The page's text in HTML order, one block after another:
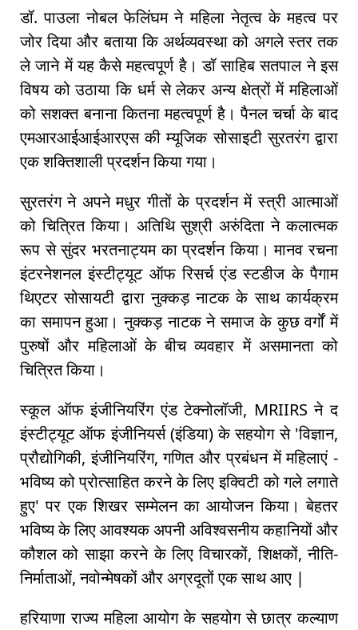
डॉ. पाउला नोबल फेलिंघम ने महिला नेतृत्व के महत्व पर
जोर दिया और बताया कि अर्थव्यवस्था को अगले स्तर तक
ले जाने में यह कैसे महत्वपूर्ण है। डॉ साहिब सतपाल ने इस
विषय को उठाया कि धर्म से लेकर अन्य क्षेत्रों में महिलाओं
को सशक्त बनाना कितना महत्वपूर्ण है। पैनल चर्चा के बाद
एमआरआईआईआरएस की म्यूजिक सोसाइटी सुरतरंग द्वारा
एक शक्तिशाली प्रदर्शन किया गया।
सुरतरंग ने अपने मधुर गीतों के प्रदर्शन में स्त्री आत्माओं
को चित्रित किया। अतिथि सुश्री अरुंदिता ने कलात्मक
रूप से सुंदर भरतनाट्यम का प्रदर्शन किया। मानव रचना
इंटरनेशनल इंस्टीट्यूट ऑफ रिसर्च एंड स्टडीज के पैगाम
थिएटर सोसायटी द्वारा नुक्कड़ नाटक के साथ कार्यक्रम
का समापन हुआ। नुक्कड़ नाटक ने समाज के कुछ वर्गों में
पुरुषों और महिलाओं के बीच व्यवहार में असमानता को
चित्रित किया।
स्कूल ऑफ इंजीनियरिंग एंड टेक्नोलॉजी, MRIIRS ने द
इंस्टीट्यूट ऑफ इंजीनियर्स (इंडिया) के सहयोग से 'विज्ञान,
प्रौद्योगिकी, इंजीनियरिंग, गणित और प्रबंधन में महिलाएं -
भविष्य को प्रोत्साहित करने के लिए इक्विटी को गले लगाते
हुए' पर एक शिखर सम्मेलन का आयोजन किया। बेहतर
भविष्य के लिए आवश्यक अपनी अविश्वसनीय कहानियों और
कौशल को साझा करने के लिए विचारकों, शिक्षकों, नीति-
निर्माताओं, नवोन्मेषकों और अग्रदूतों एक साथ आए |
हरियाणा राज्य महिला आयोग के सहयोग से छात्र कल्याण